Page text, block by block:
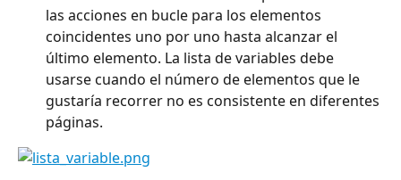
las acciones en bucle para los elementos
coincidentes uno por uno hasta alcanzar el
último elemento. La lista de variables debe
usarse cuando el número de elementos que le
gustaría recorrer no es consistente en diferentes
páginas.